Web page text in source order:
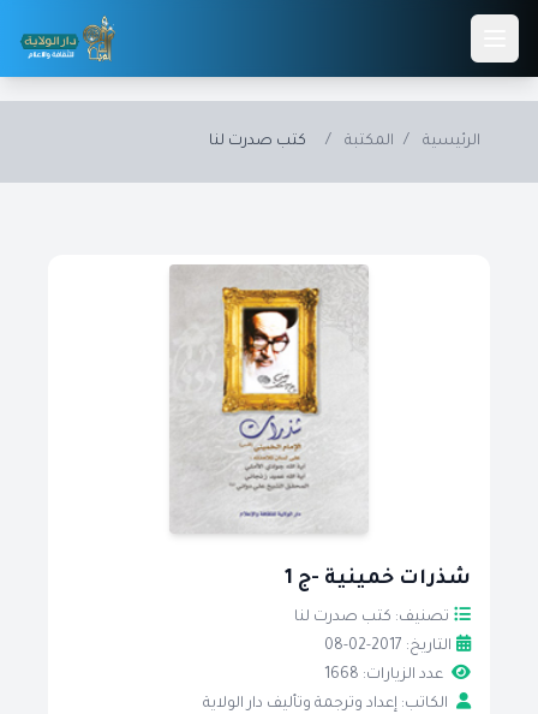
Skip to main content
الرئيسية / المكتبة / كتب صدرت لنا
شذرات خمينية -ج 1
تصنيف: كتب صدرت لنا
التاريخ: 2017-02-08
عدد الزيارات: 1668
الكاتب: إعداد وترجمة وتأليف دار الولاية